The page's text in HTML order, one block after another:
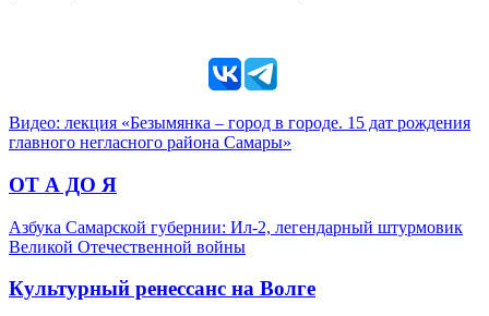
Видео: лекция «Безымянка – город в городе. 15 дат рождения
главного негласного района Самары»
ОТ А ДО Я
Азбука Самарской губернии: Ил-2, легендарный штурмовик
Великой Отечественной войны
Культурный ренессанс на Волге